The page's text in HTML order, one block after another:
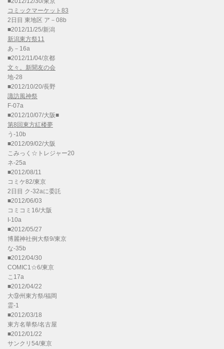
コミックマーケット83
2日目 東地区 ア－08b
■2012/11/25/新潟
新潟東方祭11
あ－16a
■2012/11/04/京都
文々。新聞友の会
地-28
■2012/10/20/長野
諏訪風神祭
F-07a
■2012/10/07/大阪■
第8回東方紅楼夢
う-10b
■2012/09/02/大阪
こみっく☆トレジャー20
ネ-25a
■2012/08/11
コミケ82/東京
2日目 ク-32aに委託
■2012/06/03
コミコミ16/大阪
I-10a
■2012/05/27
博麗神社例大祭9/東京
な-35b
■2012/04/30
COMIC1☆6/東京
こ17a
■2012/04/22
大⑨州東方祭/福岡
霊-1
■2012/03/18
東方名華祭/名古屋
■2012/01/22
サンクリ54/東京